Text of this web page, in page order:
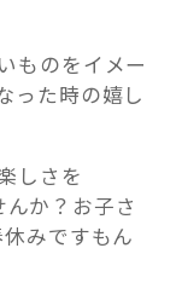
ものをイメー
った時の嬉し
しさを
か？お子さ
みですもん